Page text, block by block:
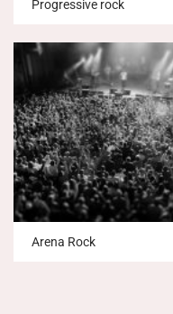
Progressive rock
Arena Rock